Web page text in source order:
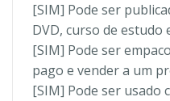
[SIM] Pode ser
DVD, curso de estudo
[SIM] Pode ser
pago e vender a um
[SIM] Pode ser usado